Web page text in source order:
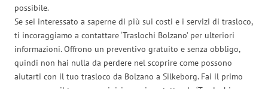
possibile.
Se sei interessato a saperne di più sui costi e i servizi di trasloco,
ti incoraggiamo a contattare ‘Traslochi Bolzano’ per ulteriori
informazioni. Offrono un preventivo gratuito e senza obbligo,
quindi non hai nulla da perdere nel scoprire come possono
aiutarti con il tuo trasloco da Bolzano a Silkeborg. Fai il primo